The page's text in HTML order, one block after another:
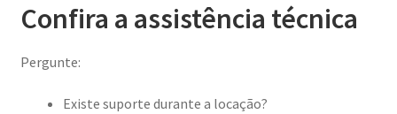
Confira a assistência técnica
Pergunte:
Existe suporte durante a locação?